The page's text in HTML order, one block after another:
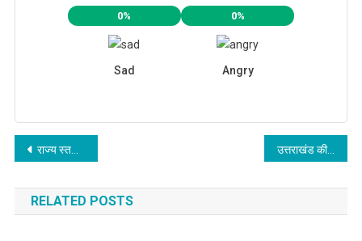
0%
Sad
0%
Angry
Post
navigation
राज्य स्तरीय जागरूकता कार्यक्रम में शामिल हुए सीएम धामी, जनजागरूकता पर दिया जोर उत्तराखंड की 6,940 करोड़ की 12 परियोजनाओं की सीएम ने की समीक्षा, 15 अक्टूबर तक पूरा करने के निर्देश
RELATED POSTS